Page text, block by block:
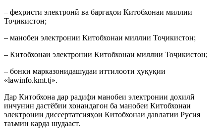
– феҳристи электронӣ ва баргаҳои Китобхонаи миллии
Тоҷикистон;
– манобеи электронии Китобхонаи миллии Тоҷикистон;
– Китобхонаи электронии Китобхонаи миллии Тоҷикистон;
– бонки марказонидашудаи иттилооти ҳуқуқии
«lawinfo.kmt.tj».
Дар Китобхона дар радифи манобеи электронии дохилӣ
инчунин дастёбии хонандагон ба манобеи Китобхонаи
электронии диссертатсияҳои Китобхонаи давлатии Русия
таъмин карда шудааст.